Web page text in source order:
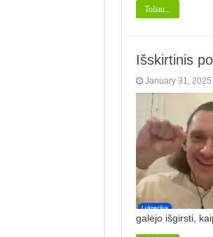
Toliau...
Išskirtinis
January 31, 2025
galėjo išgirsti,